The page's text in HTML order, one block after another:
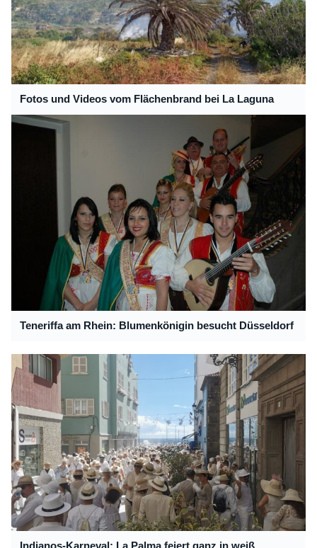
Fotos und Videos vom Flächenbrand bei La Laguna
Teneriffa am Rhein: Blumenkönigin besucht Düsseldorf
Indianos-Karneval: La Palma feiert ganz in weiß